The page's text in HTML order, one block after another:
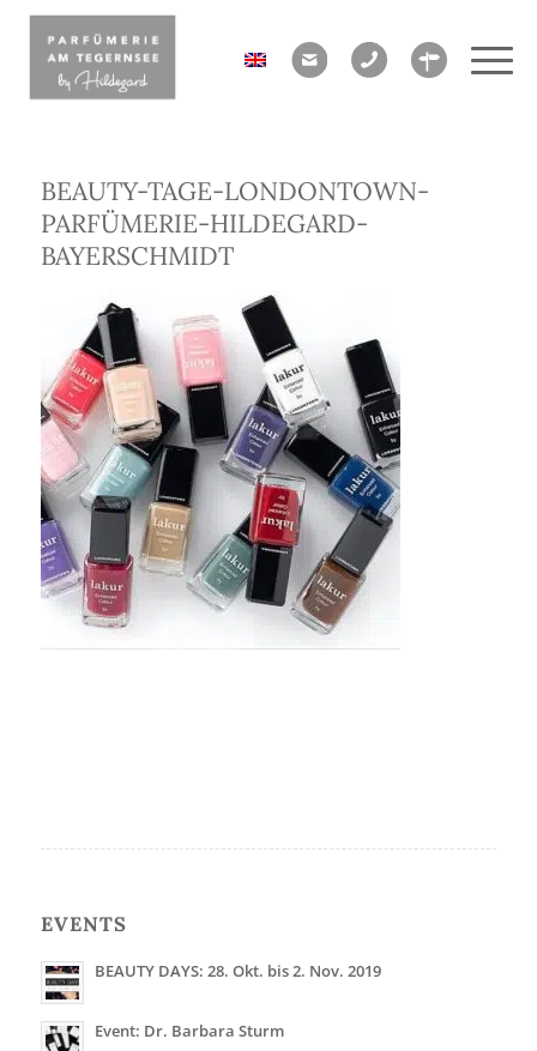
BEAUTY-TAGE-LONDONTOWN-
PARFÜMERIE-HILDEGARD-
BAYERSCHMIDT
EVENTS
BEAUTY DAYS: 28. Okt. bis 2. Nov. 2019
Event: Dr. Barbara Sturm